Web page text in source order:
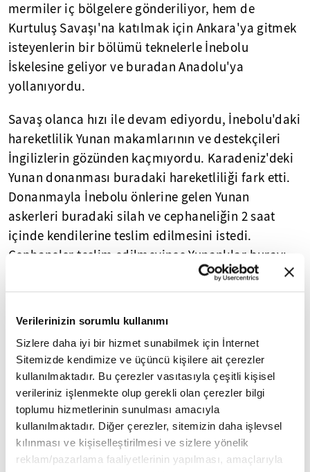
Verilerinizin sorumlu kullanımı
Sizlere daha iyi bir hizmet sunabilmek için İnternet
Sitemizde kendimize ve üçüncü kişilere ait çerezler
kullanılmaktadır. Bu çerezler vasıtasıyla çeşitli kişisel
verileriniz işlenmekte olup gerekli olan çerezler bilgi
toplumu hizmetlerinin sunulması amacıyla
kullanılmaktadır. Diğer çerezler, sitemizin daha işlevsel
kılınması ve kişiselleştirilmesi ve sizlere yönelik
reklam/pazarlama faaliyetlerinin yapılması, amaçlarıyla
mermiler iç bölgelere gönderiliyor, hem de
Kurtuluş Savaşı'na katılmak için Ankara'ya gitmek
isteyenlerin bir bölümü teknelerle İnebolu
İskelesine geliyor ve buradan Anadolu'ya
yollanıyordu.
Savaş olanca hızı ile devam ediyordu, İnebolu'daki
hareketlilik Yunan makamlarının ve destekçileri
İngilizlerin gözünden kaçmıyordu. Karadeniz'deki
Yunan donanması buradaki hareketliliği fark etti.
Donanmayla İnebolu önlerine gelen Yunan
askerleri buradaki silah ve cephaneliğin 2 saat
içinde kendilerine teslim edilmesini istedi.
Cephaneler teslim edilmeyince Yunanlılar burayı
savaş gemileri ile bombalamaya karar verdi.
Averofgemileri İnebolu'yu bombalamaya başladı.
Birçok ölü ve yaralı vardı. Yaralılardan biri de
Halime Çavuş'tu. Halime Çavuş'un ayağına
şarapnel parçası isabet etmişti. O, bu haliyle bile
çevresine moral veriyor, "Dikkat edin. Ortalıkta
dolaşmayın. Korkmayın, bize bir şey
yapamayacaklar, mücadeleye devam!" diyordu.
Yunan askerleri buradaki faaliyetleri ne